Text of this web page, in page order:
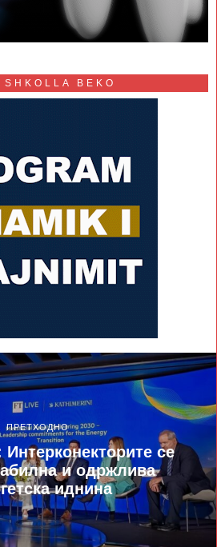
SHKOLLA BEKO
ПРЕТХОДНО
се
и одржлива
иднина